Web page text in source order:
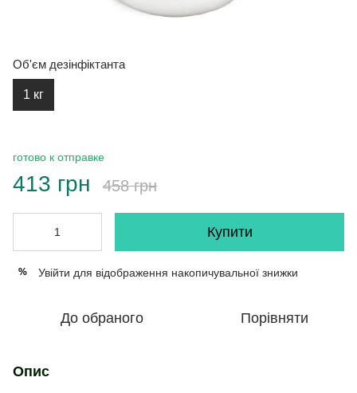
Об'єм дезінфіктанта
1 кг
готово к отправке
413 грн 458 грн
Купити
% Увійти для відображення накопичувальної знижки
До обраного Порівняти
Опис